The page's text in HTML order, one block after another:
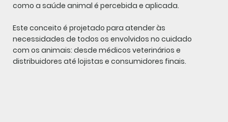
como a saúde animal é percebida e aplicada.
Este conceito é projetado para atender às
necessidades de todos os envolvidos no cuidado
com os animais: desde médicos veterinários e
distribuidores até lojistas e consumidores finais.